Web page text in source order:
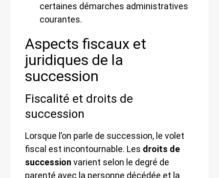
certaines démarches administratives
courantes.
Aspects fiscaux et
juridiques de la
succession
Fiscalité et droits de
succession
Lorsque l’on parle de succession, le volet
fiscal est incontournable. Les droits de
succession varient selon le degré de
parenté avec la personne décédée et la